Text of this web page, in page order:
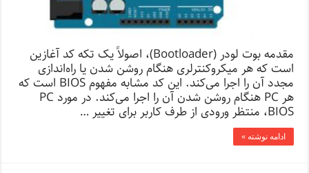
مقدمه بوت لودر (Bootloader)، اصولاً یک تکه کد آغازین
است که هر میکروکنترلری هنگام روشن شدن یا راه‌اندازی
مجدد آن را اجرا می‌کند. این کد مشابه مفهوم BIOS است که
هر PC هنگام روشن شدن آن را اجرا می‌کند. در مورد PC
،BIOS منتظر ورودی از طرف کاربر برای تغییر …
ادامه نوشته »